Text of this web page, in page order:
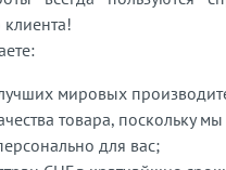
мировых
товара, поскольку
для вас;